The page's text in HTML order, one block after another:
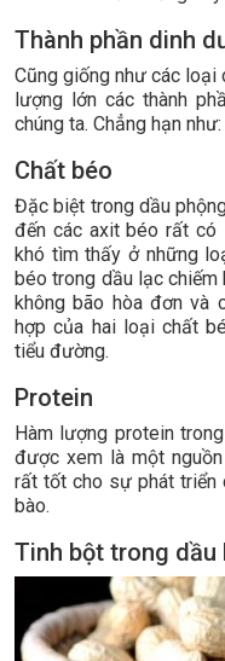
Thành phần dinh
Cũng giống như các loại
lượng lớn các thành
chúng ta. Chẳng hạn như:
Chất béo
Đặc biệt trong dầu
đến các axit béo rất
khó tìm thấy ở những
béo trong dầu lạc chiếm
không bão hòa đơn và
hợp của hai loại chất
tiểu đường.
Protein
Hàm lượng protein
được xem là một
rất tốt cho sự phát triển
bào.
Tinh bột trong dầu